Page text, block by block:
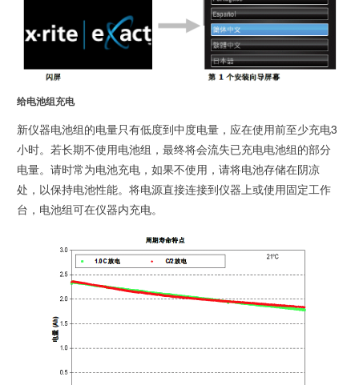
给电池组充电
新仪器电池组的电量只有低度到中度电量，应在使用前至少充电3
小时。若长期不使用电池组，最终将会流失已充电电池组的部分
电量。请时常为电池充电，如果不使用，请将电池存储在阴凉
处，以保持电池性能。将电源直接连接到仪器上或使用固定工作
台，电池组可在仪器内充电。